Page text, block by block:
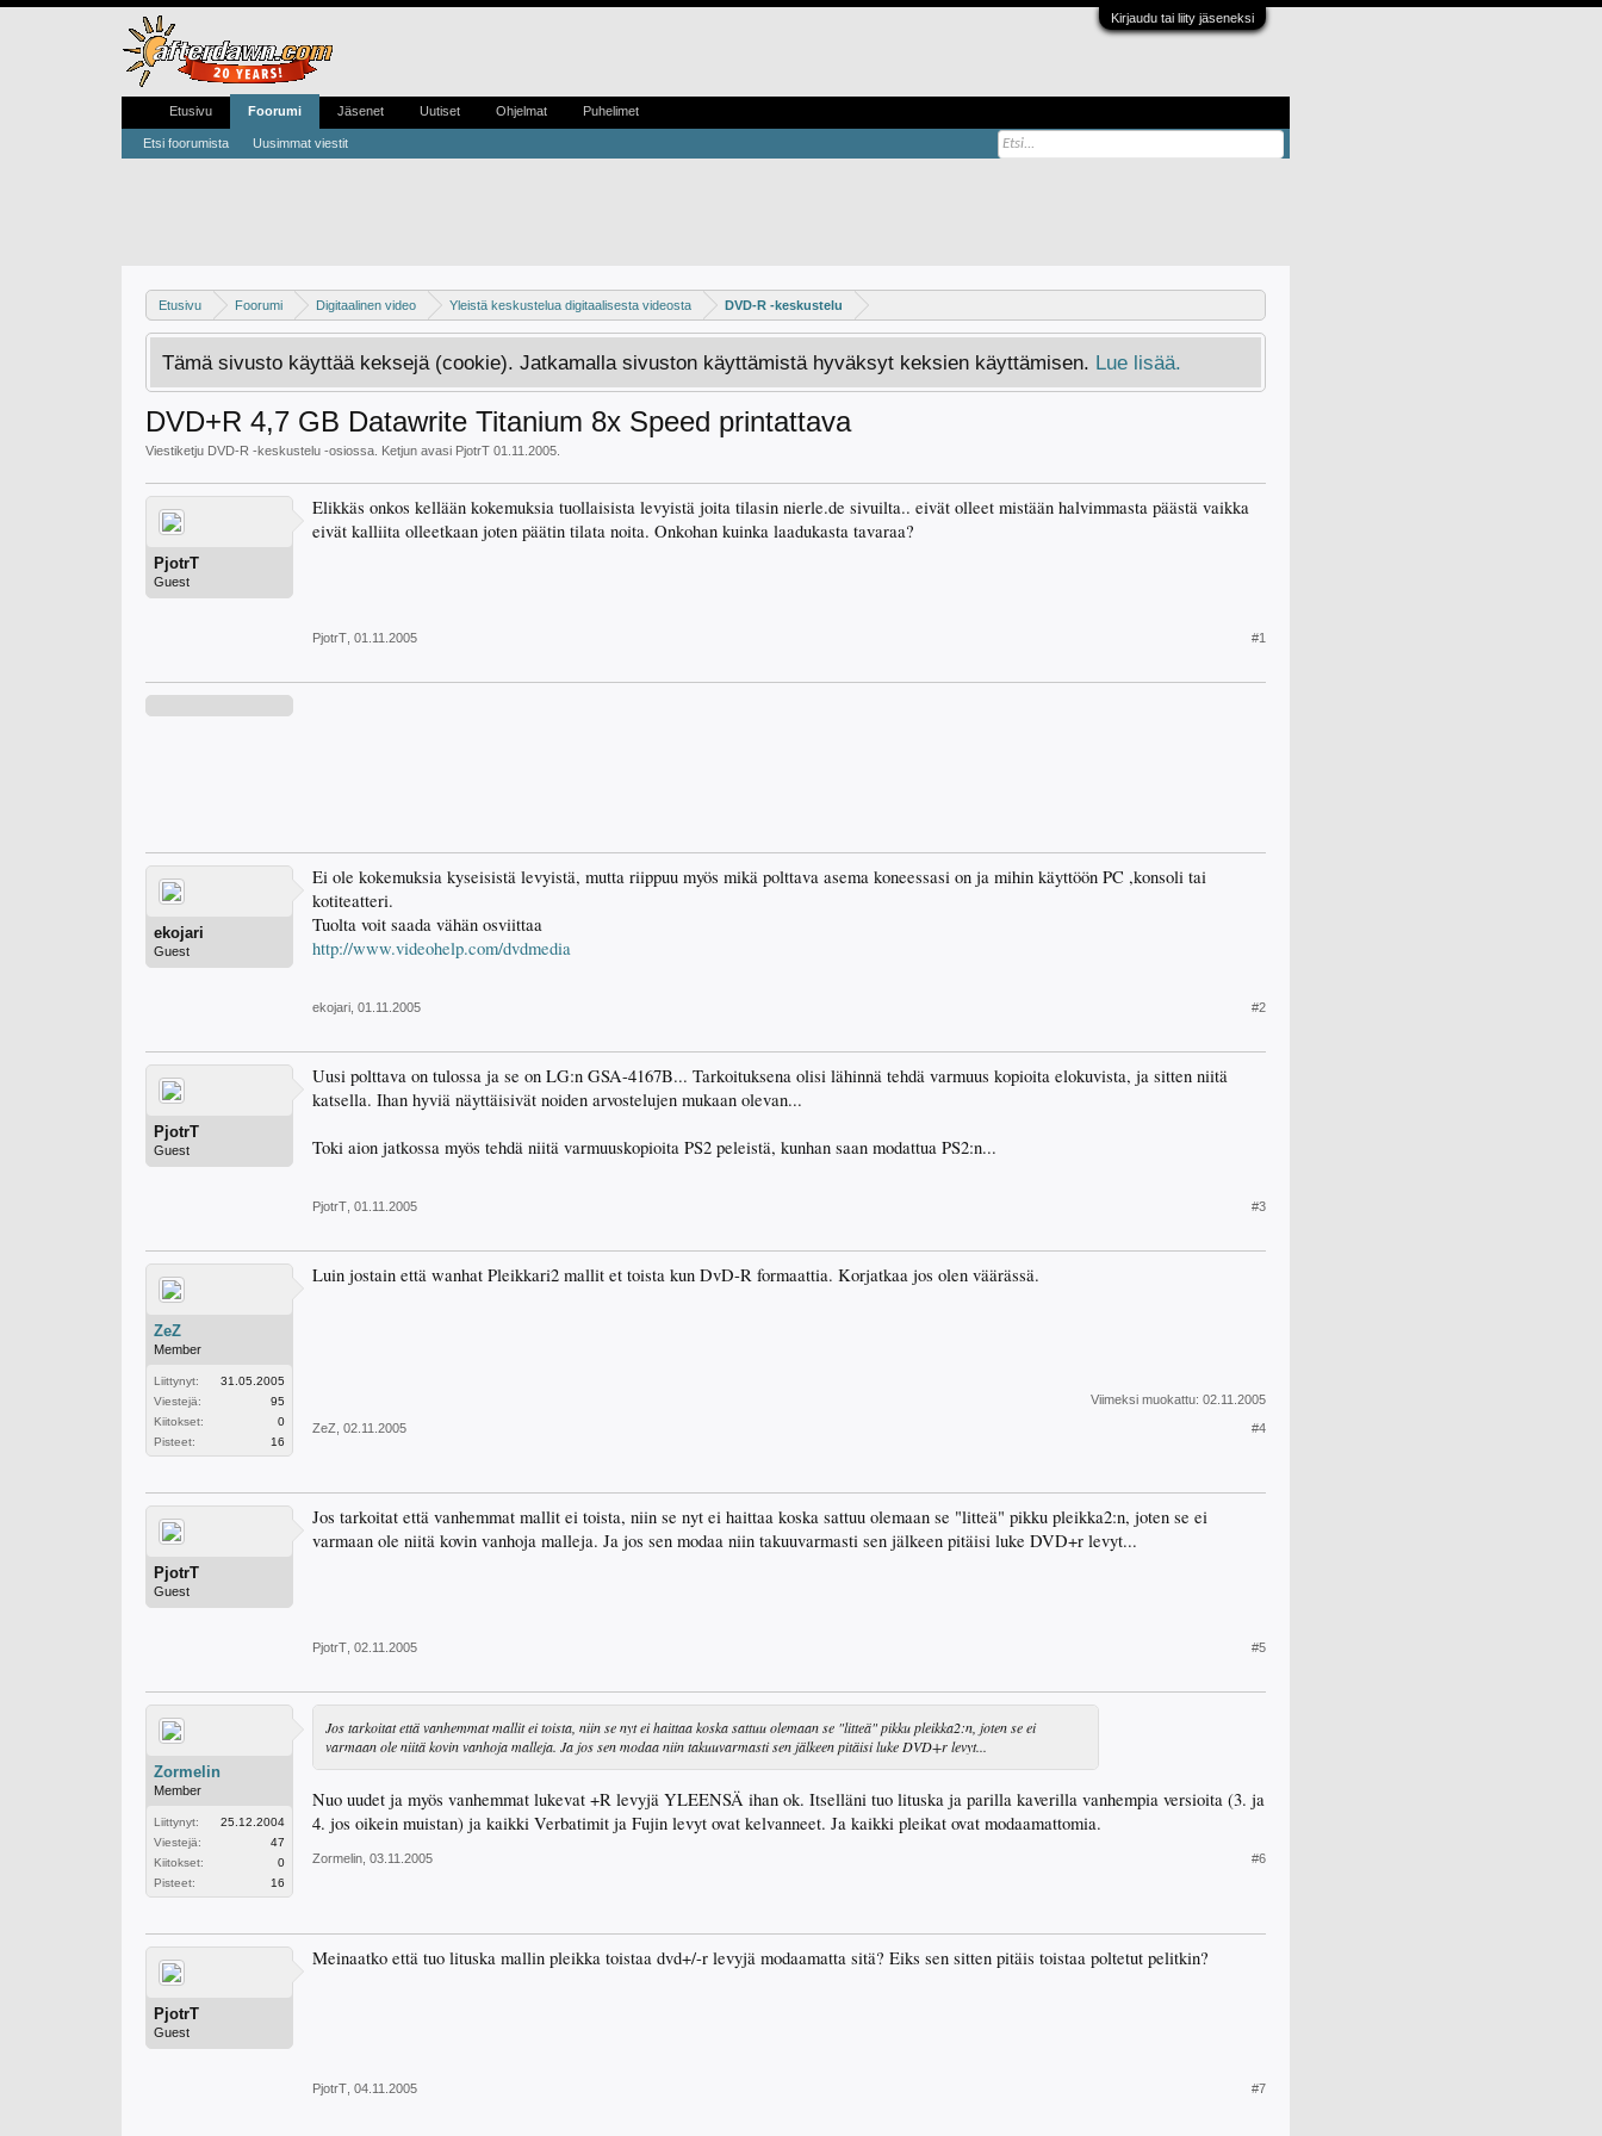
Kirjaudu tai liity jäseneksi
Etusivu Foorumi Digitaalinen video Yleistä keskustelua digitaalisesta videosta DVD-R -keskustelu
Tämä sivusto käyttää keksejä (cookie). Jatkamalla sivuston käyttämistä hyväksyt keksien käyttämisen. Lue lisää.
DVD+R 4,7 GB Datawrite Titanium 8x Speed printattava
Viestiketju DVD-R -keskustelu -osiossa. Ketjun avasi PjotrT 01.11.2005
PjotrT
Guest
Elikkäs onkos kellään kokemuksia tuollaisista levyistä joita tilasin nierle.de sivuilta.. eivät olleet mistään halvimmasta päästä vaikka
eivät kalliita olleetkaan joten päätin tilata noita. Onkohan kuinka laadukasta tavaraa?
PjotrT 01.11.2005 #1
ekojari
Guest
Ei ole kokemuksia kyseisistä levyistä, mutta riippuu myös mikä polttava asema koneessasi on ja mihin käyttöön PC ,konsoli tai
kotiteatteri.
Tuolta voit saada vähän osviittaa
http://www.videohelp.com/dvdmedia
ekojari 01.11.2005 #2
PjotrT
Guest
Uusi polttava on tulossa ja se on LG:n GSA-4167B... Tarkoituksena olisi lähinnä tehdä varmuus kopioita elokuvista, ja sitten niitä
katsella. Ihan hyviä näyttäisivät noiden arvostelujen mukaan olevan...
Toki aion jatkossa myös tehdä niitä varmuuskopioita PS2 peleistä, kunhan saan modattua PS2:n...
PjotrT 01.11.2005 #3
ZeZ
Member
Liittynyt:
31.05.2005
Viestejä:
95
Kiitokset:
0
Pisteet:
16
Luin jostain että wanhat Pleikkari2 mallit et toista kun DvD-R formaattia. Korjatkaa jos olen väärässä.
Viimeksi muokattu: 02.11.2005
ZeZ 02.11.2005 #4
PjotrT
Guest
Jos tarkoitat että vanhemmat mallit ei toista, niin se nyt ei haittaa koska sattuu olemaan se "litteä" pikku pleikka2:n, joten se ei
varmaan ole niitä kovin vanhoja malleja. Ja jos sen modaa niin takuuvarmasti sen jälkeen pitäisi luke DVD+r levyt...
PjotrT 02.11.2005 #5
Zormelin
Member
Liittynyt:
25.12.2004
Viestejä:
47
Kiitokset:
0
Pisteet:
16
Jos tarkoitat että vanhemmat mallit ei toista, niin se nyt ei haittaa koska sattuu olemaan se "litteä" pikku pleikka2:n, joten se ei
varmaan ole niitä kovin vanhoja malleja. Ja jos sen modaa niin takuuvarmasti sen jälkeen pitäisi luke DVD+r levyt...
Nuo uudet ja myös vanhemmat lukevat +R levyjä YLEENSÄ ihan ok. Itselläni tuo lituska ja parilla kaverilla vanhempia versioita (3. ja
4. jos oikein muistan) ja kaikki Verbatimit ja Fujin levyt ovat kelvanneet. Ja kaikki pleikat ovat modaamattomia.
Zormelin 03.11.2005 #6
PjotrT
Guest
Meinaatko että tuo lituska mallin pleikka toistaa dvd+/-r levyjä modaamatta sitä? Eiks sen sitten pitäis toistaa poltetut pelitkin?
PjotrT 04.11.2005 #7
Etusivu Foorumi
Etsi foorumista Uusimmat viestit
Jäsenet Uutiset Ohjelmat Puhelimet